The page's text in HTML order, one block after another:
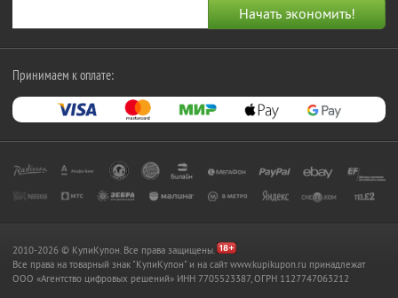
Принимаем к оплате:
2010-2026 © КупиКупон. Все права защищены.
Все права на товарный знак "КупиКупон" и на сайт www.kupikupon.ru принадлежат
OOO «Агентство цифровых решений» ИНН 7705523387, ОГРН 1127747063212